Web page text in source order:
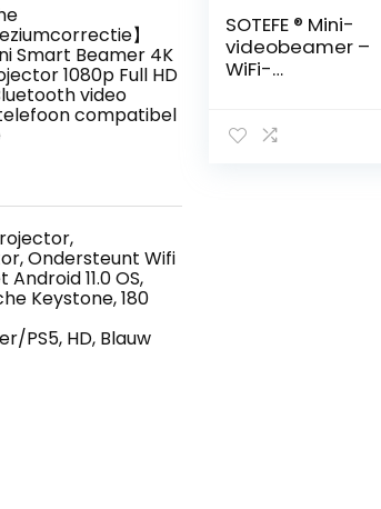
】
Smart Beamer 4K
1080p Full HD
video
compatibel
Ondersteunt Wifi
Android 11.0 OS,
Keystone, 180
PS5, HD, Blauw
SOTEFE ® Mini-
videobeamer –
WiFi-
videoprojector